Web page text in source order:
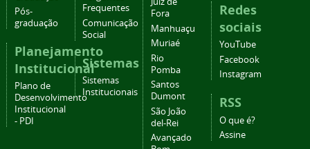
Pós-
graduação
Planejamento
Institucional
Plano de
Desenvolvimento
Institucional
- PDI
Frequentes
Comunicação
Social
Sistemas
Sistemas
Institucionais
Fora
Manhuaçu
Muriaé
Rio
Pomba
Santos
Dumont
São João
del-Rei
Avançado
Redes
sociais
YouTube
Facebook
Instagram
RSS
O que é?
Assine